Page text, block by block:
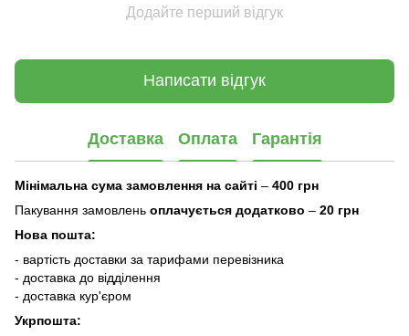
Додайте перший відгук
Написати відгук
Доставка Оплата Гарантія
Мінімальна сума замовлення на сайті – 400 грн
Пакування замовлень оплачується додатково – 20 грн
Нова пошта:
- вартість доставки за тарифами перевізника
- доставка до відділення
- доставка кур'єром
Укрпошта: